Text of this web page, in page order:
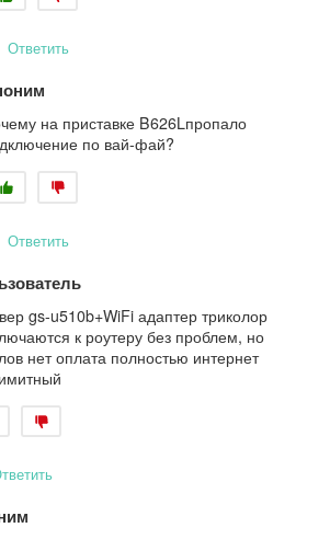
Ответить
на приставке B626Lпропало
по вай-фай?
Ответить
gs-u510b+WiFi адаптер триколор
к роутеру без проблем, но
нет оплата полностью интернет